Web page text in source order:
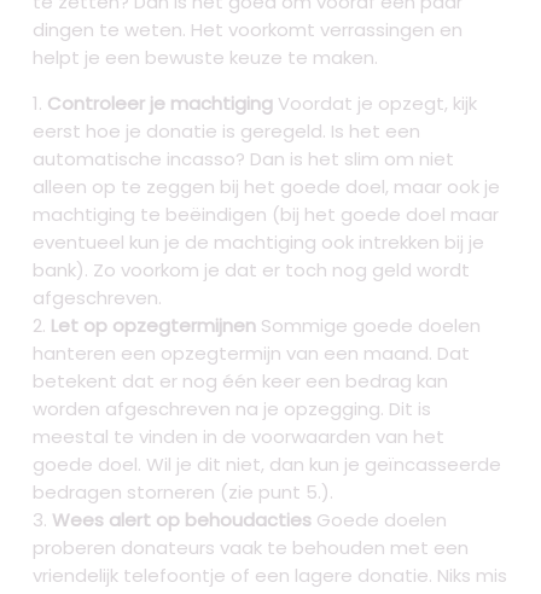
dingen te weten. Het voorkomt verrassingen en
helpt je een bewuste keuze te maken.
Controleer je machtiging Voordat je opzegt, kijk
eerst hoe je donatie is geregeld. Is het een
automatische incasso? Dan is het slim om niet
alleen op te zeggen bij het goede doel, maar ook je
machtiging te beëindigen (bij het goede doel maar
eventueel kun je de machtiging ook intrekken bij je
bank). Zo voorkom je dat er toch nog geld wordt
afgeschreven.
Let op opzegtermijnen Sommige goede doelen
hanteren een opzegtermijn van een maand. Dat
betekent dat er nog één keer een bedrag kan
worden afgeschreven na je opzegging. Dit is
meestal te vinden in de voorwaarden van het
goede doel. Wil je dit niet, dan kun je geïncasseerde
bedragen storneren (zie punt 5.).
Wees alert op behoudacties Goede doelen
proberen donateurs vaak te behouden met een
vriendelijk telefoontje of een lagere donatie. Niks mis